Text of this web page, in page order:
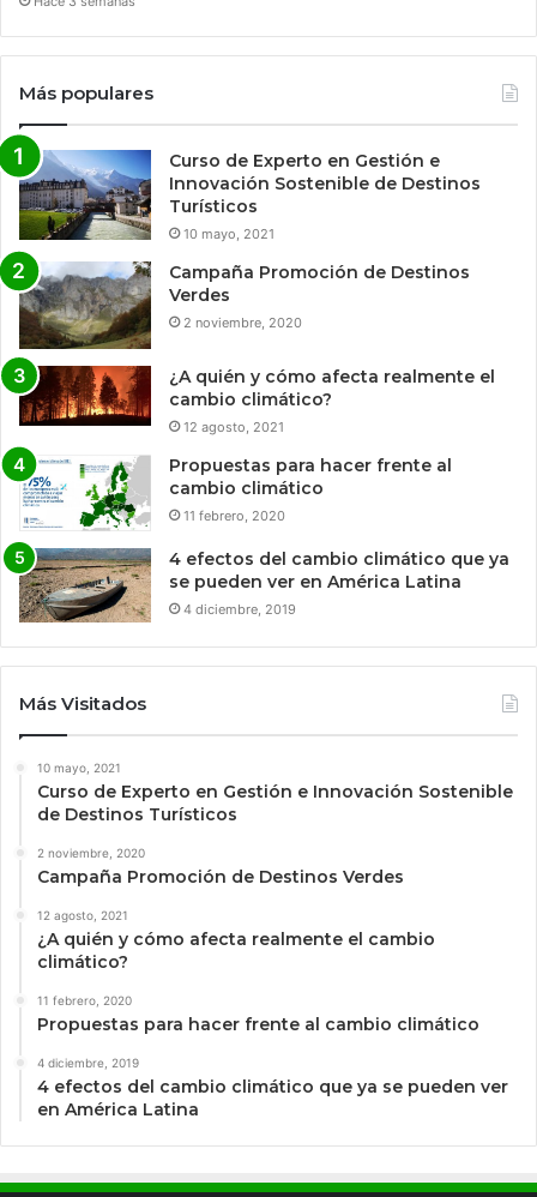
Más populares
Curso de Experto en Gestión e
Innovación Sostenible de Destinos
Turísticos
10 mayo, 2021
Campaña Promoción de Destinos
Verdes
2 noviembre, 2020
¿A quién y cómo afecta realmente el
cambio climático?
12 agosto, 2021
Propuestas para hacer frente al
cambio climático
11 febrero, 2020
4 efectos del cambio climático que ya
se pueden ver en América Latina
4 diciembre, 2019
Más Visitados
10 mayo, 2021
Curso de Experto en Gestión e Innovación Sostenible
de Destinos Turísticos
2 noviembre, 2020
Campaña Promoción de Destinos Verdes
12 agosto, 2021
¿A quién y cómo afecta realmente el cambio
climático?
11 febrero, 2020
Propuestas para hacer frente al cambio climático
4 diciembre, 2019
4 efectos del cambio climático que ya se pueden ver
en América Latina